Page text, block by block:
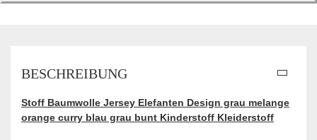
BESCHREIBUNG
Stoff Baumwolle Jersey Elefanten Design grau melange
orange curry blau grau bunt Kinderstoff Kleiderstoff